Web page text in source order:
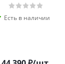
Есть в наличии